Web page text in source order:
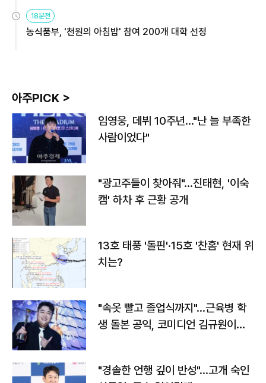
원
18분전
농식품부, '천원의 아침밥' 참여 200개 대학 선정
아주PICK >
임영웅, 데뷔 10주년…"난 늘 부족한
사람이었다"
"광고주들이 찾아줘"…진태현, '이숙
캠' 하차 후 근황 공개
13호 태풍 '돌핀'·15호 '찬홈' 현재 위
치는?
"속옷 빨고 졸업식까지"…근육병 학
생 돌본 공익, 코미디언 김규원이었
"경솔한 언행 깊이 반성"…고개 숙인